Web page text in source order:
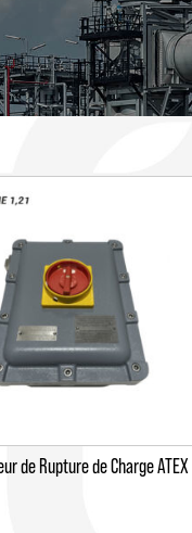
de Rupture de Charge ATEX